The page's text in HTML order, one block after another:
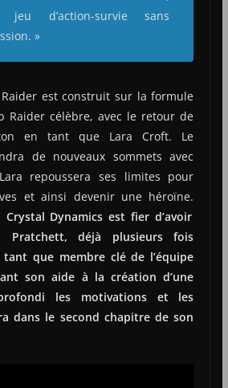
jeu d’action-survie sans
»
est construit sur la formule
Raider célèbre, avec le retour de
en tant que Lara Croft. Le
de nouveaux sommets avec
repoussera ses limites pour
et ainsi devenir une héroïne.
Dynamics est fier d’avoir
Pratchett, déjà plusieurs fois
tant que membre clé de l’équipe
son aide à la création d’une
les motivations et les
dans le second chapitre de son